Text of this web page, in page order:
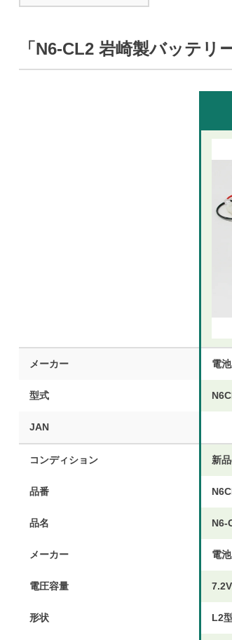
「N6-CL2 岩崎製バッテ
メーカー 電
型式
JAN
コンディション 新
品番
品名 N6-
メーカー 電
電圧容量
形状 L2型